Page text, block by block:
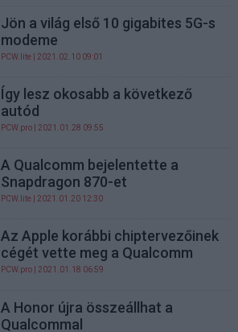
Jön a világ első 10 gigabites 5G-s
modeme
PCW.lite | 2021.02.10 09:01
Így lesz okosabb a következő
autód
PCW.pro | 2021.01.28 09:55
A Qualcomm bejelentette a
Snapdragon 870-et
PCW.lite | 2021.01.20 12:30
Az Apple korábbi chiptervezőinek
cégét vette meg a Qualcomm
PCW.pro | 2021.01.18 06:59
A Honor újra összeállhat a
Qualcommal